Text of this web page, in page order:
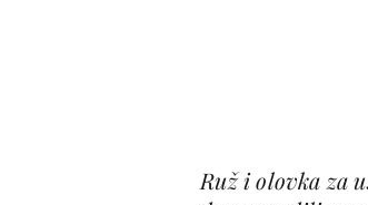
Ruž i olovka za